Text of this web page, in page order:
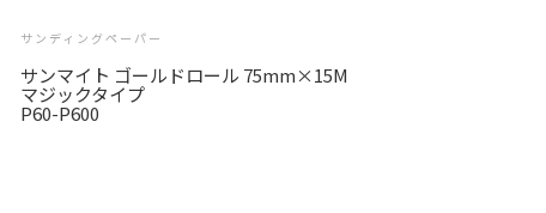
サンディングペーパー
サンマイト ゴールドロール 75mm×15M
マジックタイプ
P60-P600